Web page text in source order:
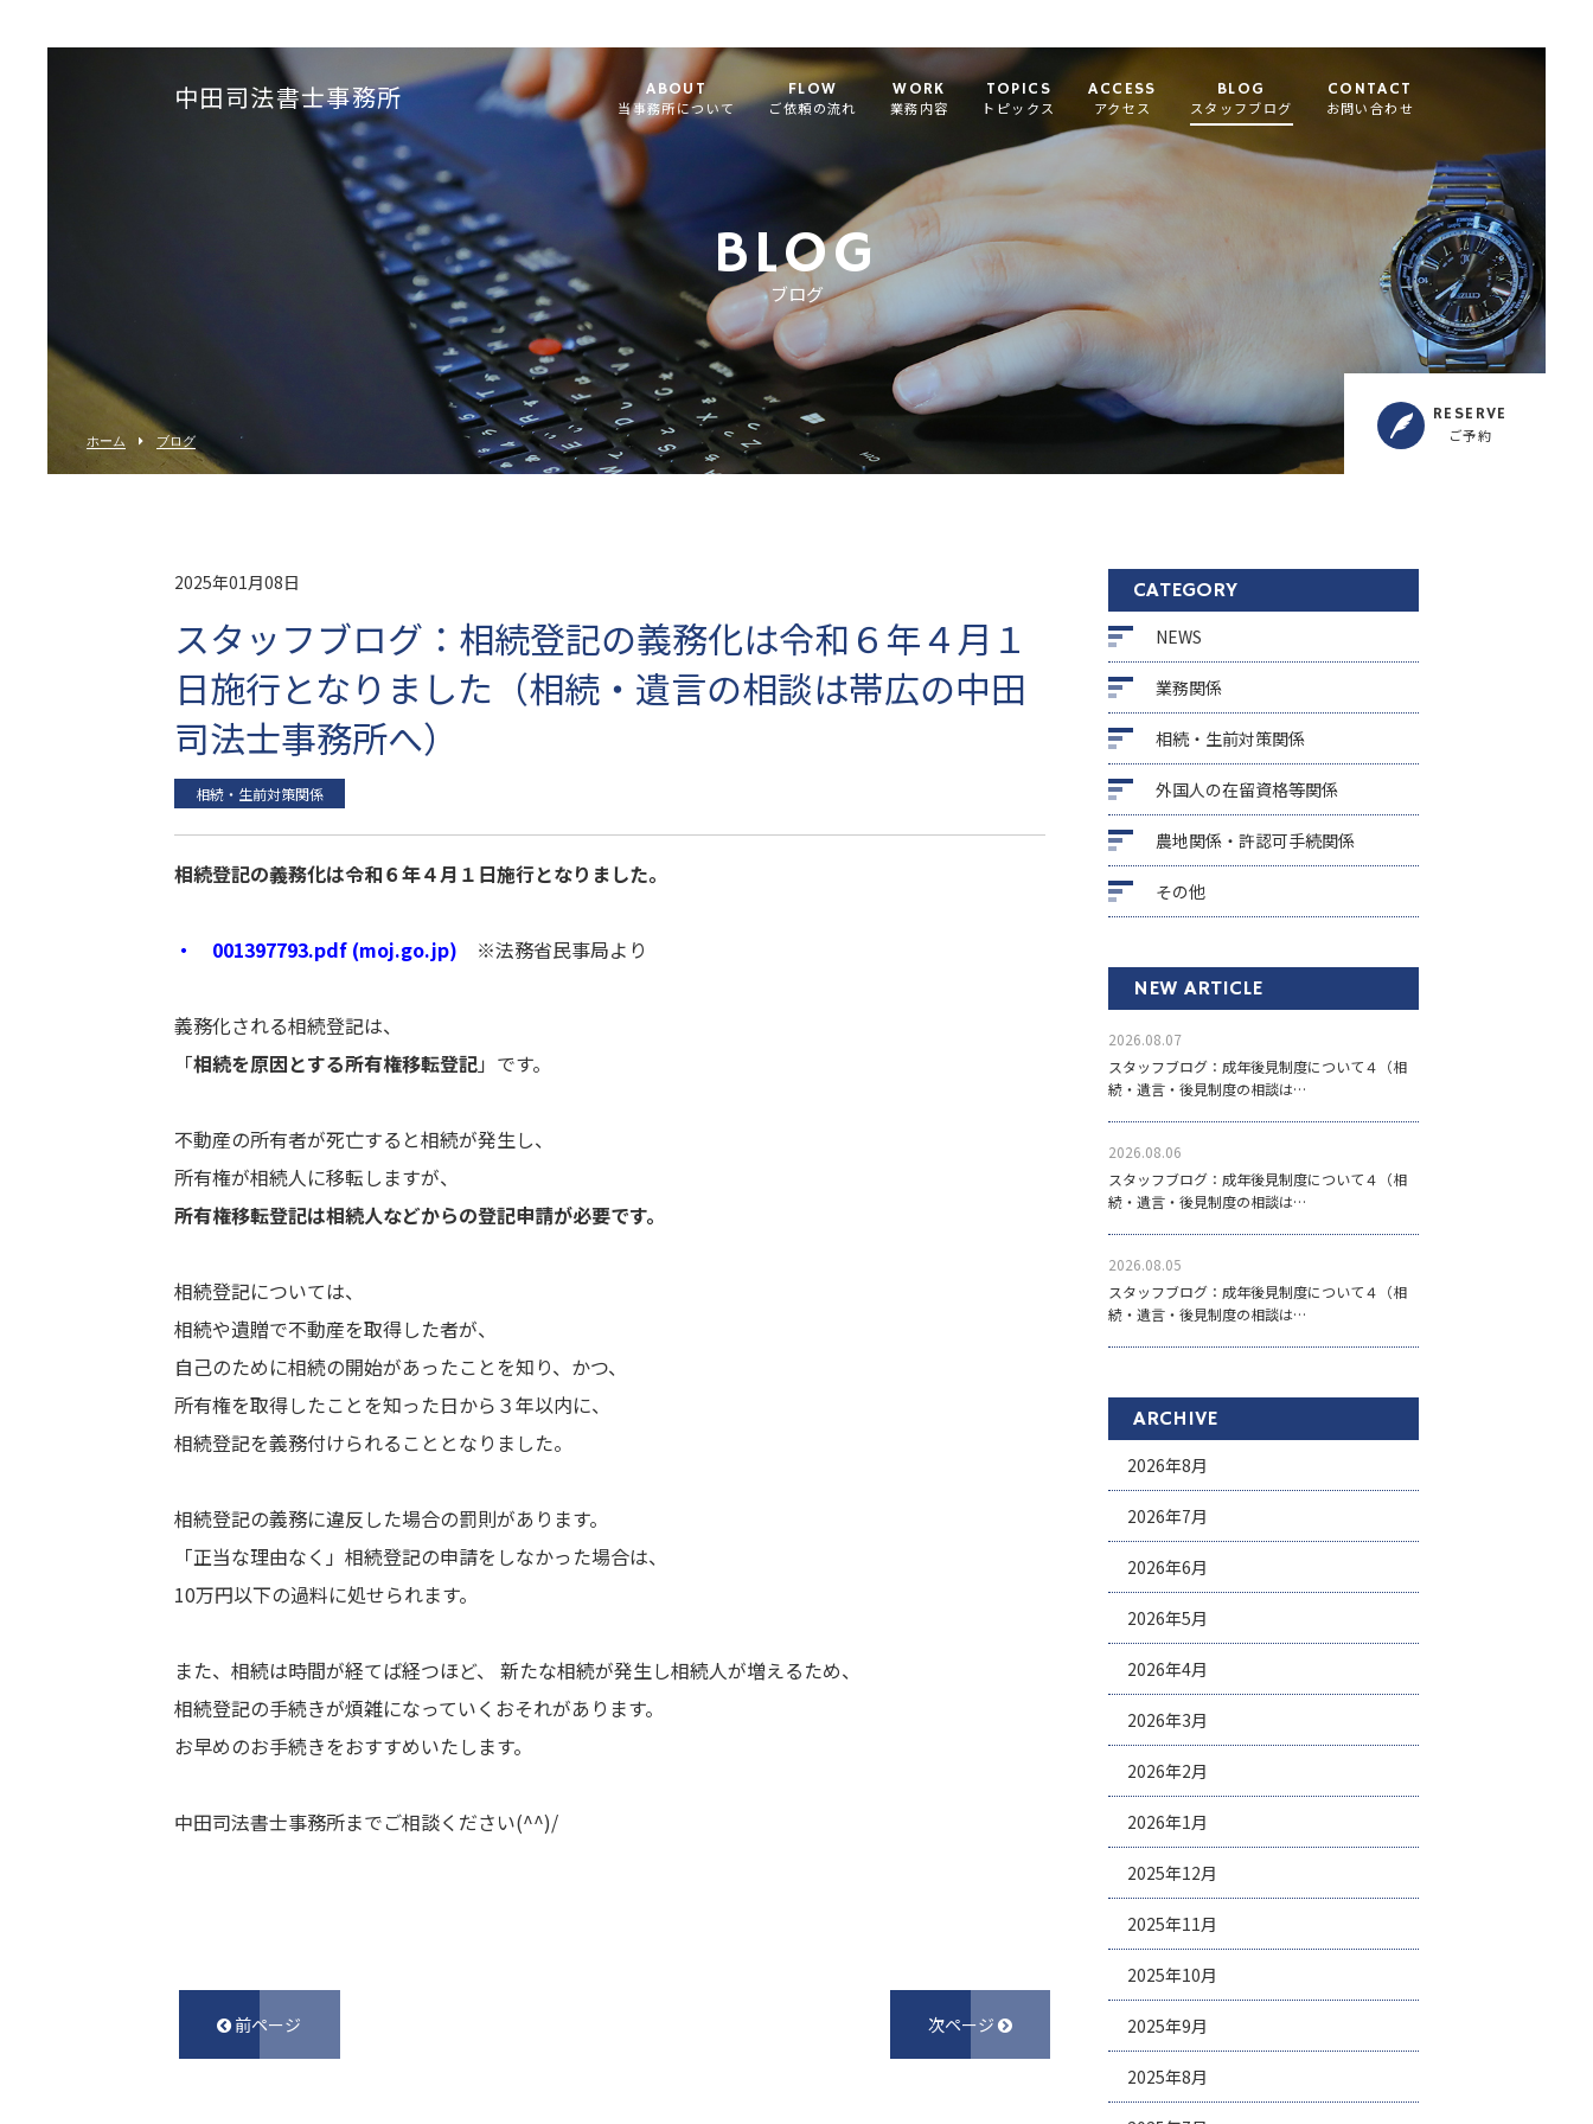
中田司法書士事務所 ABOUT
当事務所について
FLOW
ご依頼の流れ
WORK
業務内容
TOPICS
トピックス
ACCESS
アクセス
BLOG
スタッフブログ
CONTACT
お問い合わせ
BLOG
ブログ
ホーム ブログ
RESERVE
ご予約
2025年01月08日
スタッフブログ：相続登記の義務化は令和６年４月１
日施行となりました（相続・遺言の相談は帯広の中田
司法士事務所へ）
相続・生前対策関係
相続登記の義務化は令和６年４月１日施行となりました。
・ 001397793.pdf (moj.go.jp) ※法務省民事局より
義務化される相続登記は、
「相続を原因とする所有権移転登記」です。
不動産の所有者が死亡すると相続が発生し、
所有権が相続人に移転しますが、
所有権移転登記は相続人などからの登記申請が必要です。
相続登記については、
相続や遺贈で不動産を取得した者が、
自己のために相続の開始があったことを知り、かつ、
所有権を取得したことを知った日から３年以内に、
相続登記を義務付けられることとなりました。
相続登記の義務に違反した場合の罰則があります。
「正当な理由なく」相続登記の申請をしなかった場合は、
10万円以下の過料に処せられます。
また、相続は時間が経てば経つほど、 新たな相続が発生し相続人が増えるため、
相続登記の手続きが煩雑になっていくおそれがあります。
お早めのお手続きをおすすめいたします。
中田司法書士事務所までご相談ください(^^)/
前ページ 次ページ
CATEGORY
NEWS
業務関係
相続・生前対策関係
外国人の在留資格等関係
農地関係・許認可手続関係
その他
NEW ARTICLE
2026.08.07
スタッフブログ：成年後見制度について４（相
続・遺言・後見制度の相談は…
2026.08.06
スタッフブログ：成年後見制度について４（相
続・遺言・後見制度の相談は…
2026.08.05
スタッフブログ：成年後見制度について４（相
続・遺言・後見制度の相談は…
ARCHIVE
2026年8月
2026年7月
2026年6月
2026年5月
2026年4月
2026年3月
2026年2月
2026年1月
2025年12月
2025年11月
2025年10月
2025年9月
2025年8月